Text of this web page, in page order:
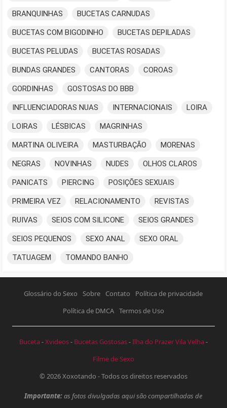
BRANQUINHAS BUCETAS CARNUDAS
BUCETAS COM BIGODINHO BUCETAS DEPILADAS
BUCETAS PELUDAS BUCETAS ROSADAS
BUNDAS GRANDES CANTORAS COROAS
GORDINHAS GOSTOSAS DO BBB
INFLUENCIADORAS NUAS INTERNACIONAIS LOIRA
LOIRAS LÉSBICAS MAGRINHAS
MARTINA OLIVEIRA MASTURBAÇÃO MORENAS
NEGRAS NOVINHAS NUDES OLHOS CLAROS
PANICATS PIERCING POSIÇÕES SEXUAIS
PRIMEIRA VEZ RELACIONAMENTO REVISTAS
RUIVAS SEIOS COM SILICONE SEIOS GRANDES
SEIOS PEQUENOS SEXO ANAL SEXO ORAL
TATUAGEM TOMANDO BANHO
Glossário do Sexo Sobre Contato
Política de privacidade
Política de DMCA Termos de Uso
Buceta-Xvideos- Bucetas Gostosas-Ilha do Prazer Vila Velha-
Filme de Sexo
© 2026Xoxotando - Todos os direitos reservados
Importante:as fotos divulgadas aqui são compartilhadas de